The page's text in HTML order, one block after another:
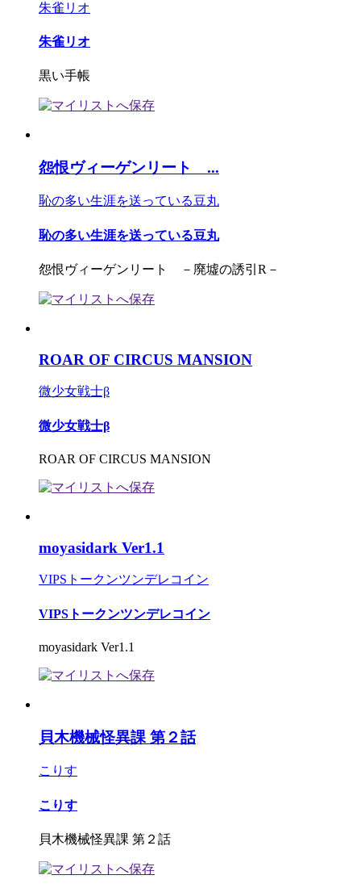
朱雀リオ
朱雀リオ
黒い手帳
怨恨ヴィーゲンリート ...
恥の多い生涯を送っている豆丸
恥の多い生涯を送っている豆丸
怨恨ヴィーゲンリート －廃墟の誘引R－
ROAR OF CIRCUS MANSION
微少女戦士β
微少女戦士β
ROAR OF CIRCUS MANSION
moyasidark Ver1.1
VIPSトークンツンデレコイン
VIPSトークンツンデレコイン
moyasidark Ver1.1
貝木機械怪異課 第２話
こりす
こりす
貝木機械怪異課 第２話